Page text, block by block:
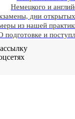
Немецкого и
дни
из нашей
подготовке и